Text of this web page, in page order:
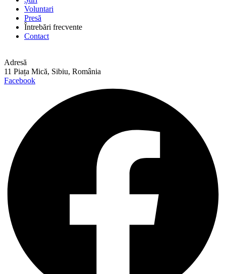
Voluntari
Presă
Întrebări frecvente
Contact
Adresă
11 Piața Mică, Sibiu, România
Facebook